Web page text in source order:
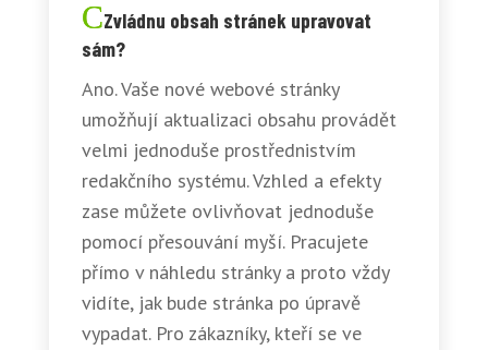
Zvládnu obsah stránek upravovat
sám?
Ano. Vaše nové webové stránky
umožňují aktualizaci obsahu provádět
velmi jednoduše prostřednistvím
redakčního systému. Vzhled a efekty
zase můžete ovlivňovat jednoduše
pomocí přesouvání myší. Pracujete
přímo v náhledu stránky a proto vždy
vidíte, jak bude stránka po úpravě
vypadat. Pro zákazníky, kteří se ve